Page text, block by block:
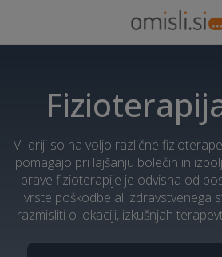
V Idriji so na voljo različne
pomagajo pri lajšanju bolečin in
prave fizioterapije je odvisna od
vrste poškodbe ali zdravstvenega
razmisliti o lokaciji, izkušnjah